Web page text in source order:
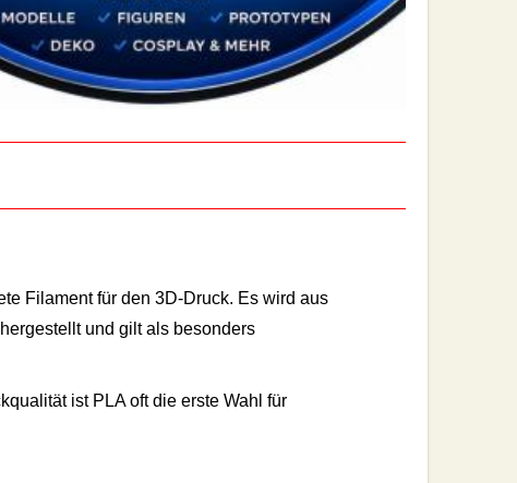
Filament für den 3D-Druck. Es wird aus
und gilt als besonders
ist PLA oft die erste Wahl für